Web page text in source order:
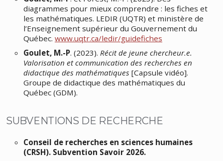
diagrammes pour mieux comprendre : les fiches et
les mathématiques. LEDIR (UQTR) et ministère de
l’Enseignement supérieur du Gouvernement du
Québec. www.uqtr.ca/ledir/guidefiches
Goulet, M.-P. (2023). Récit de jeune chercheur.e.
Valorisation et communication des recherches en
didactique des mathématiques [Capsule vidéo].
Groupe de didactique des mathématiques du
Québec (GDM).
SUBVENTIONS DE RECHERCHE
Conseil de recherches en sciences humaines
(CRSH). Subvention Savoir 2026.